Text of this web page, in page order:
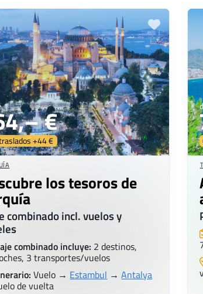
€
+44 €
los tesoros de
combinado incl. vuelos y
combinado incluye: 2 destinos,
3 transportes/vuelos
Vuelo → Estambul →Antalya
de vuelta